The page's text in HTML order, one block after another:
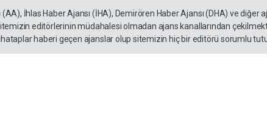
(AA), İhlas Haber Ajansı (İHA), Demirören Haber Ajansı (DHA) ve diğer
editörlerinin müdahalesi olmadan ajans kanallarından
haberi geçen ajanslar olup sitemizin hiç bir editörü sorumlu